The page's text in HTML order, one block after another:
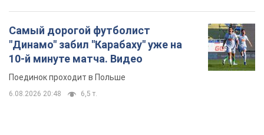
Самый дорогой футболист
"Динамо" забил "Карабаху" уже на
10-й минуте матча. Видео
Поединок проходит в Польше
6.08.2026 20:48 6,5 т.